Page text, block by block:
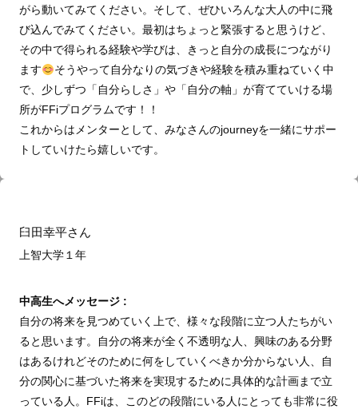
がら動いてみてください。そして、ぜひいろんな大人の中に飛
び込んでみてください。最初はちょっと緊張すると思うけど、
その中で得られる経験や学びは、きっと自分の成長につながり
ます
そうやって自分なりの気づきや経験を積み重ねていく中
で、少しずつ「自分らしさ」や「自分の軸」が育てていける場
所がFFiプログラムです！！
これからはメンターとして、みなさんのjourneyを一緒にサポー
トしていけたら嬉しいです。
臼田幸平さん
上智大学１ 年
中高生へメッセージ :
自分の将来を見つめていく上で、様々な段階に立つ人たちがい
ると思います。自分の将来が全く不透明な人、興味のある分野
はあるけれどそのために何をしていくべきか分からない人、自
分の関心に基づいた将来を実現するために具体的な計画まで立
っている人。FFiは、このどの段階にいる人にとっても非常に役